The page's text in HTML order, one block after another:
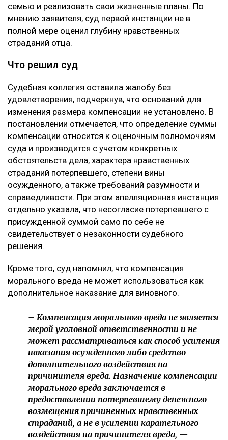
семью и реализовать свои жизненные планы. По
мнению заявителя, суд первой инстанции не в
полной мере оценил глубину нравственных
страданий отца.
Что решил суд
Судебная коллегия оставила жалобу без
удовлетворения, подчеркнув, что оснований для
изменения размера компенсации не установлено. В
постановлении отмечается, что определение суммы
компенсации относится к оценочным полномочиям
суда и производится с учетом конкретных
обстоятельств дела, характера нравственных
страданий потерпевшего, степени вины
осужденного, а также требований разумности и
справедливости. При этом апелляционная инстанция
отдельно указала, что несогласие потерпевшего с
присужденной суммой само по себе не
свидетельствует о незаконности судебного
решения.
Кроме того, суд напомнил, что компенсация
морального вреда не может использоваться как
дополнительное наказание для виновного.
– Компенсация морального вреда не является
мерой уголовной ответственности и не
может рассматриваться как способ усиления
наказания осужденного либо средство
дополнительного воздействия на
причинителя вреда. Назначение компенсации
морального вреда заключается в
предоставлении потерпевшему денежного
возмещения причиненных нравственных
страданий, а не в усилении карательного
воздействия на причинителя вреда, —